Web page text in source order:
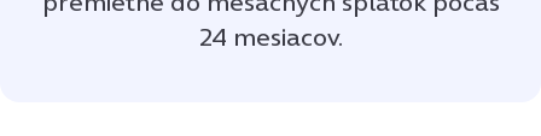
24 mesiacov.